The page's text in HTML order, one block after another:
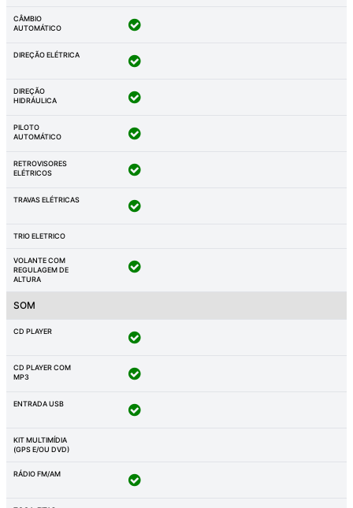
CÂMBIO
AUTOMÁTICO
DIREÇÃO ELÉTRICA
DIREÇÃO
HIDRÁULICA
PILOTO
AUTOMÁTICO
RETROVISORES
ELÉTRICOS
TRAVAS ELÉTRICAS
TRIO ELETRICO
VOLANTE COM
REGULAGEM DE
ALTURA
SOM
CD PLAYER
CD PLAYER COM
MP3
ENTRADA USB
KIT MULTIMÍDIA
(GPS E/OU DVD)
RÁDIO FM/AM